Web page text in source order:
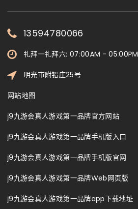
13594780066
礼拜一礼拜六: 07:00AM - 05:00PM
明光市附铅庄25号
网站地图
j9九游会真人游戏第一品牌官方网站
j9九游会真人游戏第一品牌手机版入口
j9九游会真人游戏第一品牌手机版官网
j9九游会真人游戏第一品牌Web网页版
j9九游会真人游戏第一品牌app下载地址